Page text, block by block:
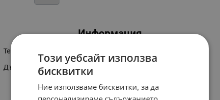
Информация
Тегло: 250гр
Дължина на канапа: 2м
Този уебсайт използва
бисквитки
Ние използваме бисквитки, за да